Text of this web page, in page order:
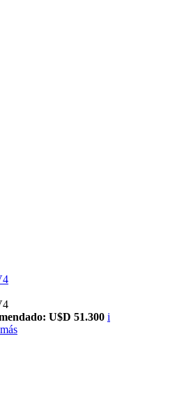
U$D 51.300 i